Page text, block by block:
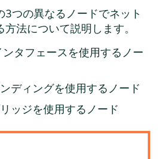
3つの異なるノードでネット
法について説明します。
タフェースを使用するノー
ディングを使用するノード
ッジを使用するノード